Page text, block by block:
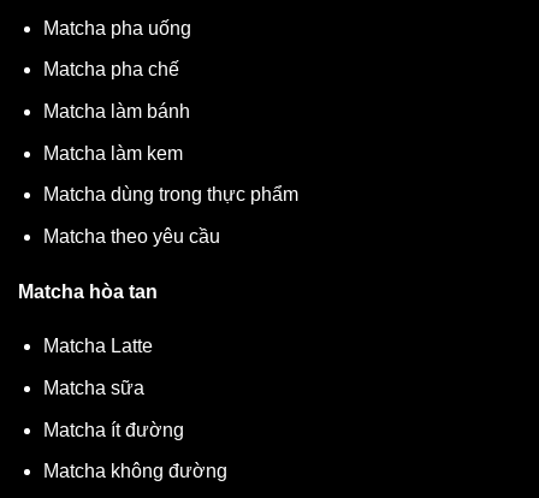
Matcha pha uống
Matcha pha chế
Matcha làm bánh
Matcha làm kem
Matcha dùng trong thực phẩm
Matcha theo yêu cầu
Matcha hòa tan
Matcha Latte
Matcha sữa
Matcha ít đường
Matcha không đường